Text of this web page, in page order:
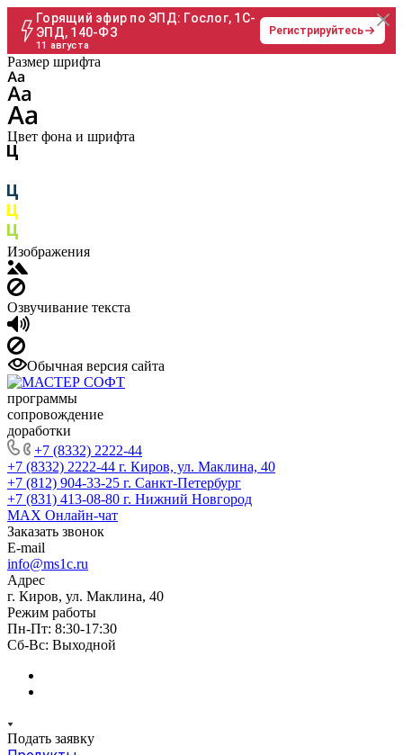
Горящий эфир по ЭПД: Гослог, 1С-
ЭПД, 140-ФЗ
11 августа
Регистрируйтесь
Размер шрифта
Цвет фона и шрифта
Изображения
Озвучивание текста
Обычная версия сайта
программы
сопровождение
доработки
+7 (8332) 2222-44
+7 (8332) 2222-44 г. Киров, ул. Маклина, 40
+7 (812) 904-33-25 г. Санкт-Петербург
+7 (831) 413-08-80 г. Нижний Новгород
MAX Онлайн-чат
Заказать звонок
E-mail
info@ms1c.ru
Адрес
г. Киров, ул. Маклина, 40
Режим работы
Пн-Пт: 8:30-17:30
Cб-Вс: Выходной
Подать заявку